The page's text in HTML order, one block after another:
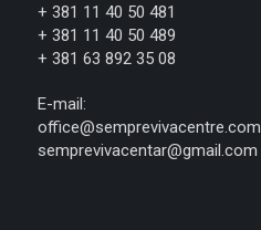
+ 381 11 40 50 481
+ 381 11 40 50 489
+ 381 63 892 35 08
E-mail:
office@semprevivacentre.com
semprevivacentar@gmail.com